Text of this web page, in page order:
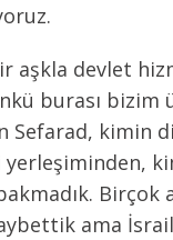
aşkla devlet
burası bizim
Sefarad, kimin
yerleşiminden,
Birçok
ama